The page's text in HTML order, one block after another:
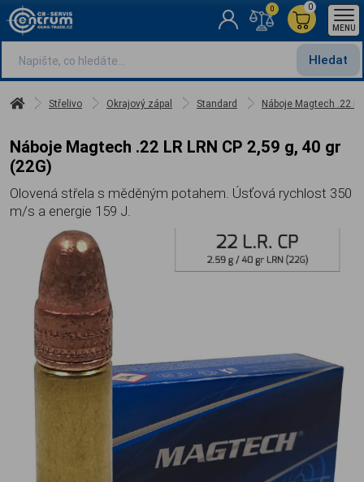
Hledat
0
0
MENU
Střelivo Okrajový zápal Standard Náboje Magtech .22
Náboje Magtech .22 LR LRN CP 2,59 g, 40 gr
(22G)
Olovená střela s měděným potahem. Úsťová rychlost 350
m/s a energie 159 J.